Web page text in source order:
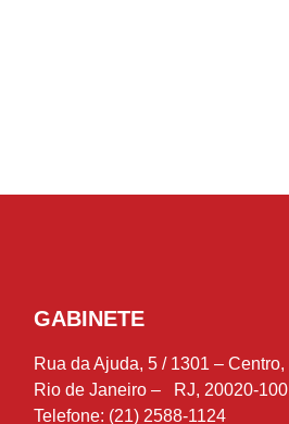
GABINETE
Rua da Ajuda, 5 / 1301 – Centro,
Rio de Janeiro – RJ, 20020-100
Telefone: (21) 2588-1124